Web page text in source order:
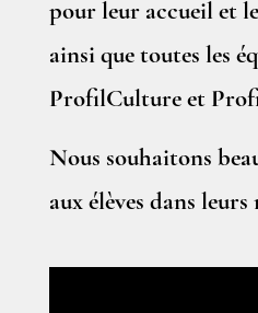
pour leur accueil et
ainsi que toutes les
ProfilCulture et
Nous souhaitons
aux élèves dans leurs